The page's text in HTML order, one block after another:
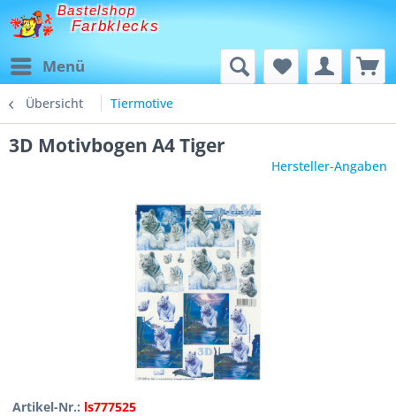
Bastelshop
Farbklecks
Menü
Übersicht Tiermotive
3D Motivbogen A4 Tiger
Hersteller-Angaben
Artikel-Nr.: ls777525